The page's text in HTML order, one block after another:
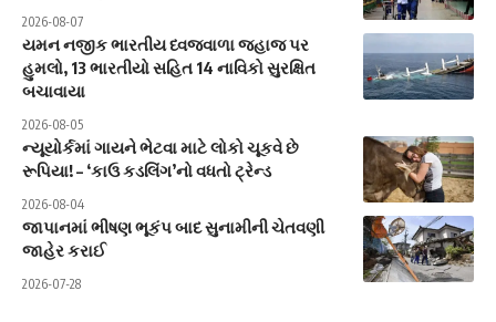
2026-08-07
યમન નજીક ભારતીય ધ્વજવાળા જહાજ પર
હુમલો, 13 ભારતીયો સહિત 14 નાવિકો સુરક્ષિત
બચાવાયા
2026-08-05
ન્યૂયોર્કમાં ગાયને ભેટવા માટે લોકો ચૂકવે છે
રૂપિયા! – ‘કાઉ કડલિંગ’નો વધતો ટ્રેન્ડ
2026-08-04
જાપાનમાં ભીષણ ભૂકંપ બાદ સુનામીની ચેતવણી
જાહેર કરાઈ
2026-07-28